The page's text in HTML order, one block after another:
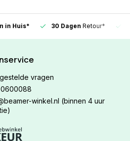
in Huis* 30 Dagen Retour*
vragen
winkel.nl (binnen 4 uur